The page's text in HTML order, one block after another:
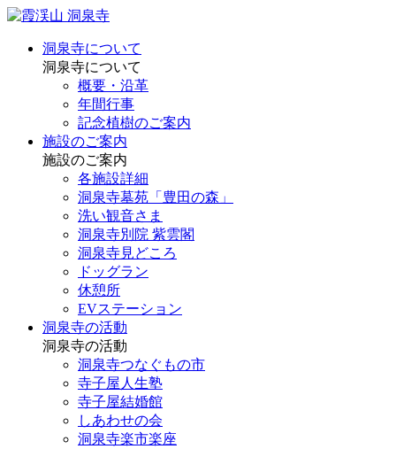
洞泉寺について
洞泉寺について
概要・沿革
年間行事
記念植樹のご案内
施設のご案内
施設のご案内
各施設詳細
洞泉寺墓苑「豊田の森」
洗い観音さま
洞泉寺別院 紫雲閣
洞泉寺見どころ
ドッグラン
休憩所
EVステーション
洞泉寺の活動
洞泉寺の活動
洞泉寺つなぐもの市
寺子屋人生塾
寺子屋結婚館
しあわせの会
洞泉寺楽市楽座